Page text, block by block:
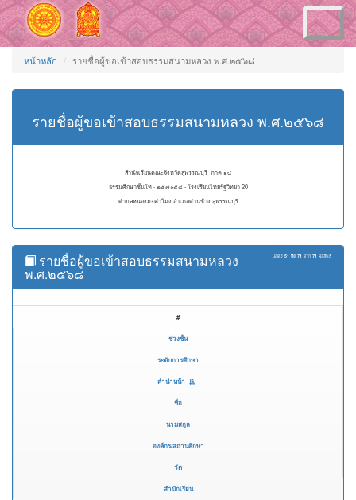
Toggle
navigation
หน้าหลัก รายชื่อผู้ขอเข้าสอบธรรมสนามหลวง พ.ศ.๒๕๖๘
รายชื่อผู้ขอเข้าสอบธรรมสนามหลวง พ.ศ.๒๕๖๘
สำนักเรียนคณะจังหวัดสุพรรณบุรี ภาค ๑๔
ธรรมศึกษาชั้นโท - ๒๕๗๐๕๘ - โรงเรียนไทยรัฐวิทยา 20
ตำบลหนองมะค่าโมง อำเภอด่านช้าง สุพรรณบุรี
แสดง 51 ถึง 71 จาก 71 ผลลัพธ์
รายชื่อผู้ขอเข้าสอบธรรมสนามหลวง
พ.ศ.๒๕๖๘
#
ช่วงชั้น
ระดับการศึกษา
คำนำหน้า
ชื่อ
นามสกุล
องค์กร/สถานศึกษา
วัด
สำนักเรียน